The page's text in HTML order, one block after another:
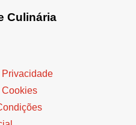
Culinária
Cookies